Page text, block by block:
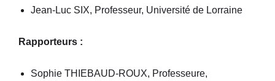
Jean-Luc SIX, Professeur, Université de Lorraine
Rapporteurs :
Sophie THIEBAUD-ROUX, Professeure,